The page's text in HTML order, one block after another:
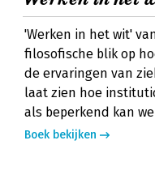
'Werken in het wit'
filosofische blik op
de ervaringen van
laat zien hoe
als beperkend kan
Boek bekijken